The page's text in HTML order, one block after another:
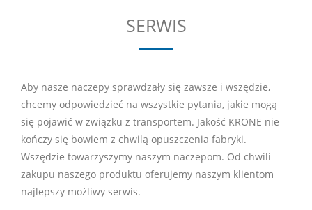
SERWIS
Aby nasze naczepy sprawdzały się zawsze i wszędzie,
chcemy odpowiedzieć na wszystkie pytania, jakie mogą
się pojawić w związku z transportem. Jakość KRONE nie
kończy się bowiem z chwilą opuszczenia fabryki.
Wszędzie towarzyszymy naszym naczepom. Od chwili
zakupu naszego produktu oferujemy naszym klientom
najlepszy możliwy serwis.